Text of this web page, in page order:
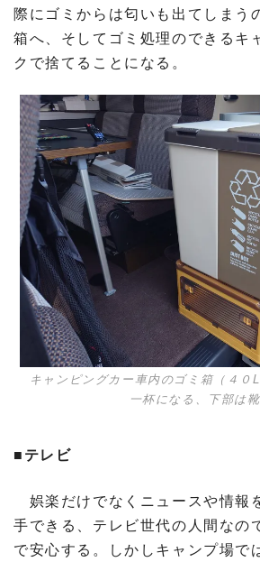
際にゴミからは匂いも出てしまう
箱へ、そしてゴミ処理のできるキ
クで捨てることになる。
キャンピングカー車内のゴミ箱（４０
一杯になる、下部は
■テレビ
娯楽だけでなくニュースや情報
手できる、テレビ世代の人間なの
で安心する。しかしキャンプ場で